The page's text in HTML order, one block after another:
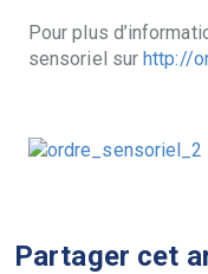
Pour plus
sensoriel surhttp://
Partager cet